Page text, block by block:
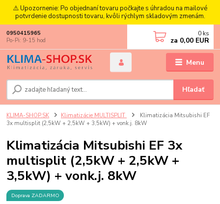
⚠️ Upozornenie: Po objednaní tovaru počkajte s úhradou na mailové
potvrdenie dostupnosti tovaru, kvôli rýchlym skladovým zmenám.
Menu
Hľadať
0950415965
Po-Pi: 9-15 hod
0 ks
za 0,00 EUR
KLIMA-SHOP.SK Klimatizácie MULTISPLIT
Klimatizácia Mitsubishi EF
3x multisplit (2,5kW + 2,5kW + 3,5kW) + vonk.j. 8kW
Klimatizácia Mitsubishi EF 3x
multisplit (2,5kW + 2,5kW +
3,5kW) + vonk.j. 8kW
Doprava ZADARMO